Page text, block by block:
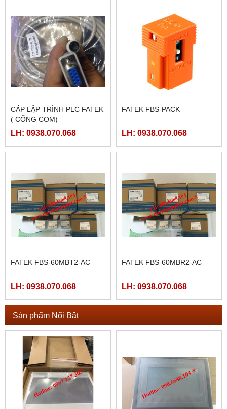
CÁP LẬP TRÌNH PLC FATEK
( CỔNG COM)
LH: 0938.070.068
FATEK FBS-PACK
LH: 0938.070.068
FATEK FBS-60MBT2-AC
LH: 0938.070.068
FATEK FBS-60MBR2-AC
LH: 0938.070.068
Sản phẩm Nổi Bật